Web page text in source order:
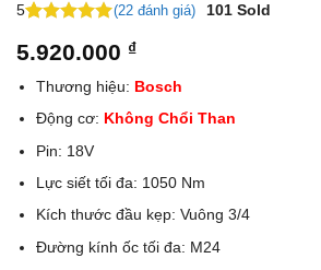
5
dựa trên
(22 đánh giá) 101 Sold
5.920.000 ₫
Thương hiệu: Bosch
Động cơ: Không Chổi Than
Pin: 18V
Lực siết tối đa: 1050 Nm
Kích thước đầu kẹp: Vuông 3/4
Đường kính ốc tối đa: M24